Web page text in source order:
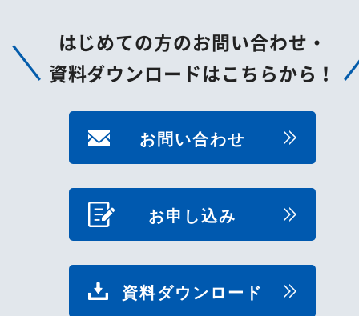
はじめての方のお問い合わせ・
資料ダウンロードはこちらから！
お問い合わせ
お申し込み
資料ダウンロード